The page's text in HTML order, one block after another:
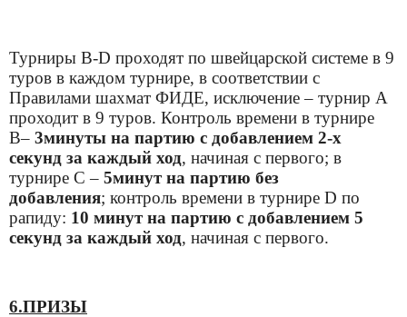
Турниры B-D проходят по швейцарской системе в 9
туров в каждом турнире, в соответствии с
Правилами шахмат ФИДЕ, исключение – турнир А
проходит в 9 туров. Контроль времени в турнире
В– 3минуты на партию с добавлением 2-х
секунд за каждый ход, начиная с первого; в
турнире С – 5минут на партию без
добавления; контроль времени в турнире D по
рапиду: 10 минут на партию с добавлением 5
секунд за каждый ход, начиная с первого.
6.ПРИЗЫ